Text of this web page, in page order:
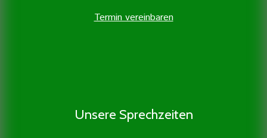
Termin vereinbaren
Unsere Sprechzeiten